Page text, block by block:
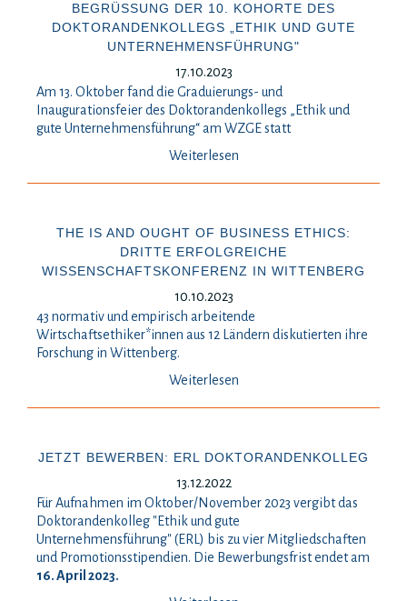
BEGRÜSSUNG DER 10. KOHORTE DES D
OKTORANDENKOLLEGS „ETHIK UND GUTE U
NTERNEHMENSFÜHRUNG"
17.10.2023
Am 13. Oktober fand die Graduierungs- und
Inaugurationsfeier des Doktorandenkollegs „Ethik und
gute Unternehmensführung“ am WZGE statt
Weiterlesen
THE IS AND OUGHT OF BUSINESS ETHICS:
DRITTE ERFOLGREICHE
WISSENSCHAFTSKONFERENZ IN WITTENBERG
10.10.2023
43 normativ und empirisch arbeitende
Wirtschaftsethiker*innen aus 12 Ländern diskutierten ihre
Forschung in Wittenberg.
Weiterlesen
JETZT BEWERBEN: ERL DOKTORANDENKOLLEG
13.12.2022
Für Aufnahmen im Oktober/November 2023 vergibt das
Doktorandenkolleg "Ethik und gute
Unternehmensführung" (ERL) bis zu vier Mitgliedschaften
und Promotionsstipendien. Die Bewerbungsfrist endet am
16. April 2023.